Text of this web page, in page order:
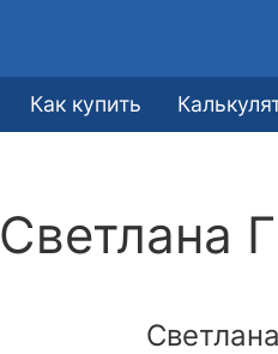
Как купить
Светлана